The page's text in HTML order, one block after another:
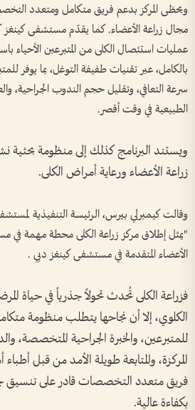
ويحظى المركز بدعم فريق متكامل ومتعدد
مجال زراعة الأعضاء. كما يقدّم مستشفى
عمليات استئصال الكلى من المتبرعين الأحياء
بالكامل، عبر تقنيات طفيفة التوغل، بما يوفر
سرعة التعافي، وتقليل حجم الندوب الجراحية،
الطبيعية في وقت أقصر.
ويستند البرنامج كذلك إلى منظومة
زراعة الأعضاء ورعاية أمراض الكلى.
وقالت كيمبرلي بيرس، الرئيسة التنفيذية
"يمثل إطلاق مركز زراعة الكلى محطة مهمة في
الأعضاء المتقدمة في مستشفى كينغز دبي .
فزراعة الكلى تُحدث تحولاً جذرياً في حياة
الكلوي، إلا أن نجاحها يتطلب منظومة
للمتبرعين، والخبرة الجراحية المتخصصة،
المركزة، والمتابعة طويلة الأمد من قبل
فريق متعدد التخصصات قادر على تنسيق
بكفاءة عالية.